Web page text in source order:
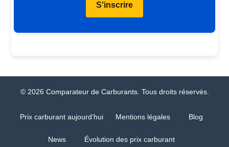
S'inscrire
© 2026 Comparateur de Carburants. Tous droits réservés.
Prix carburant aujourd’hui Mentions légales Blog
News Évolution des prix carburant